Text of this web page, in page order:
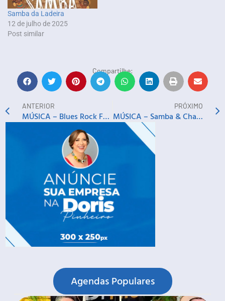
Compartilhe:
ANTERIOR
MÚSICA – Blues Rock Festival: Eric Assmar, Fabio Maka, Candice Fiais, Ícaro Britto e outros
PRÓXIMO
MÚSICA – Samba & Chamego: Baile do Chamego e Henrique Enzo
Samba da Ladeira
12 de julho de 2025
Post similar
Agendas Populares